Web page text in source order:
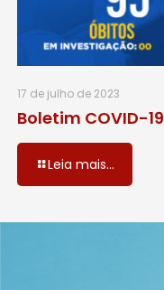
17 de julho de 2023
Boletim COVID-
Leia mais...